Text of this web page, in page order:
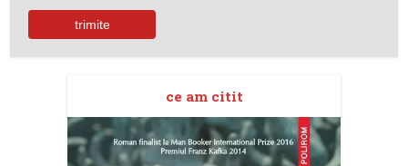
ce am citit